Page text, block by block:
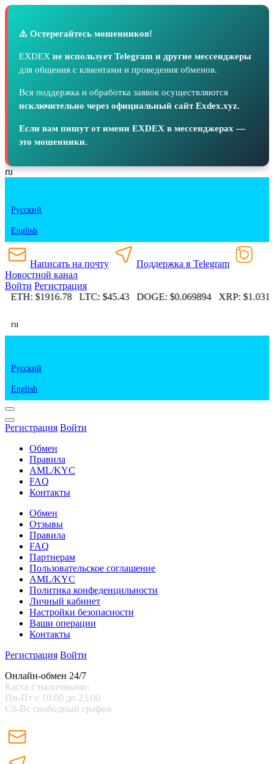
⚠️ Остерегайтесь мошенников!
EXDEX не использует Telegram и другие мессенджеры
для общения с клиентами и проведения обменов.
Вся поддержка и обработка заявок осуществляются
исключительно через официальный сайт Exdex.xyz.
Если вам пишут от имени EXDEX в мессенджерах —
это мошенники.
ru
Русский
English
Написать на почту
Поддержка в Telegram
Новостной канал
Войти Регистрация
ETH:$1916.78 LTC:$45.43 DOGE:$0.069894 XRP:$1.031
ru
Русский
English
Регистрация Войти
Обмен
Правила
AML/KYC
FAQ
Контакты
Обмен
Отзывы
Правила
FAQ
Партнерам
Пользовательское соглашение
AML/KYC
Политика конфеденцильности
Личный кабинет
Настройки безопасности
Ваши операции
Контакты
Регистрация Войти
Онлайн-обмен 24/7
Касса с наличными:
Пн-Пт с 10:00 до 23:00
Сб-Вс свободный график